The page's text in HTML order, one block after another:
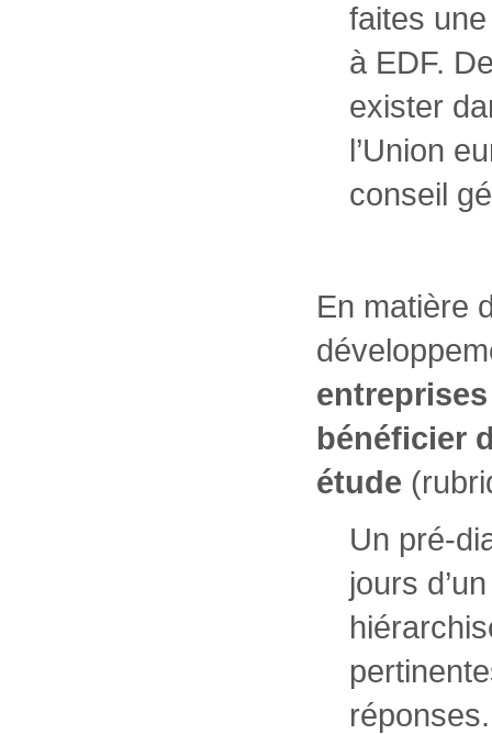
faites
à EDF.
exister
l’Union
conseil
En matière
bénéficier
étude
Un pré-
jours
réponses.